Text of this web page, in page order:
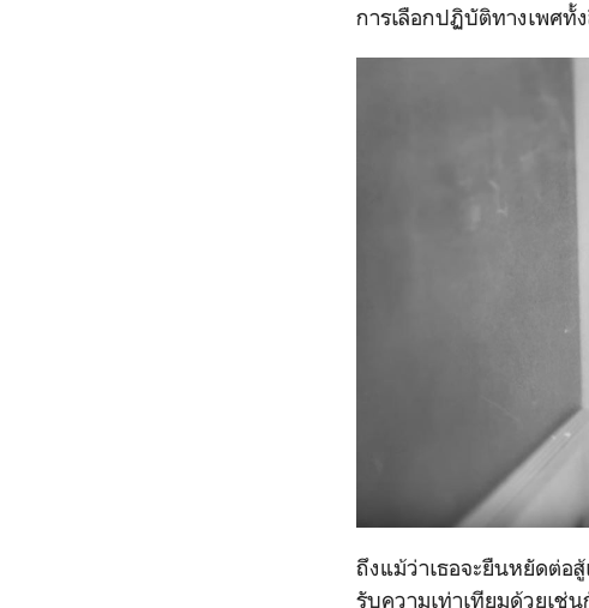
การเลือกปฏิบัติทางเพศทั้
ถึงแม้ว่าเธอจะยืนหยัดต่อ
รับความเท่าเทียมด้วยเช่